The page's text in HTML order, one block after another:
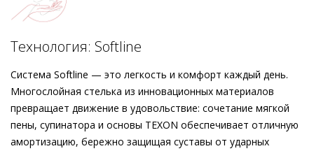
Подробнее о сервисе можно узнать на
комфортной стелькой с технологией Softline от Högl.
Элегантным штрихом служит пряжка в форме трензеля.
Модель будет красиво сочетаться с пончо
Технология: Softline
Система Softline — это легкость и комфорт каждый день.
Многослойная стелька из инновационных материалов
превращает движение в удовольствие: сочетание мягкой
пены, супинатора и основы TEXON обеспечивает отличную
амортизацию, бережно защищая суставы от ударных